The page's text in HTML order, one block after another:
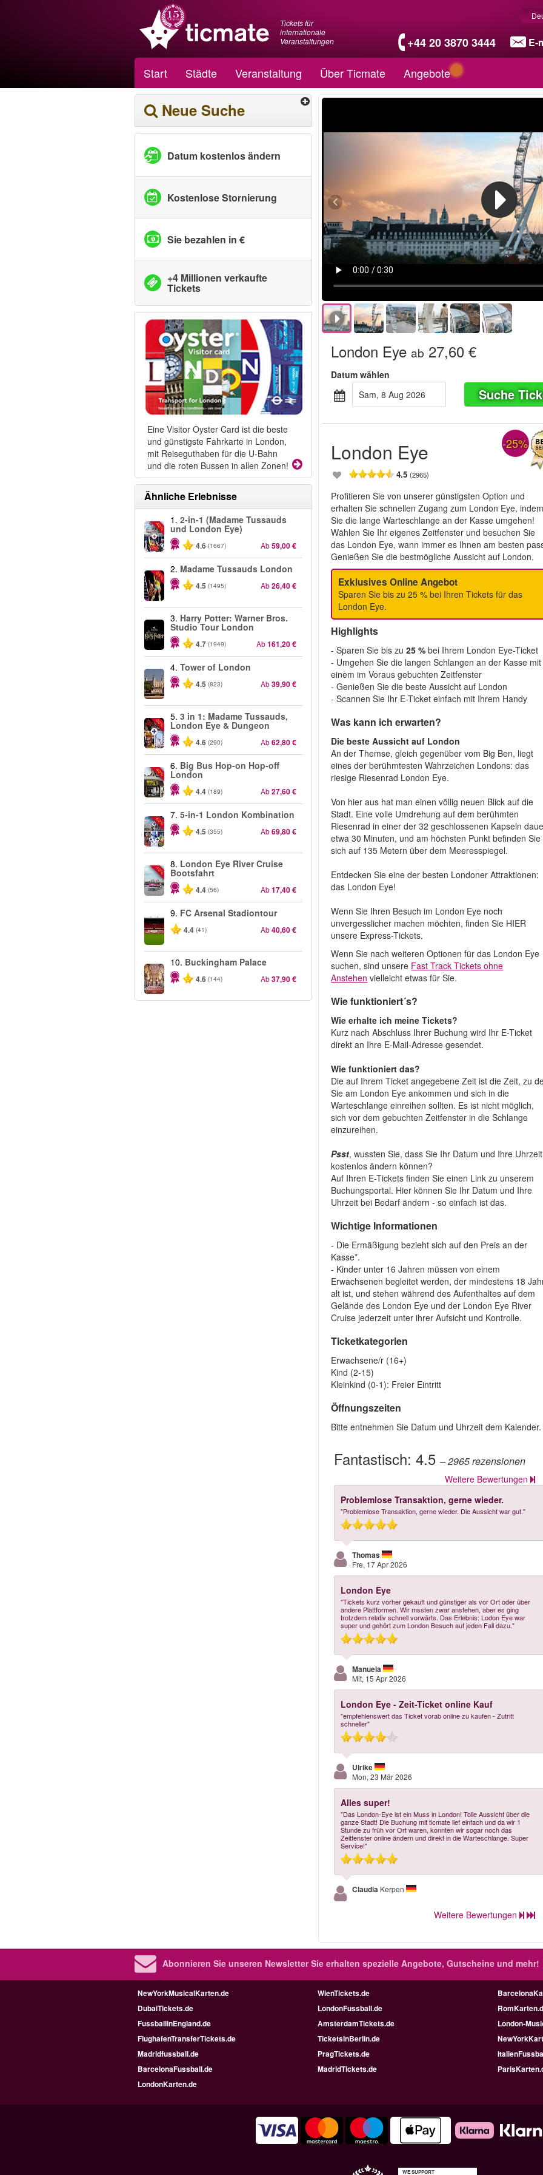
Tickets für
internationale
Veranstaltungen
+44 20 3870 3444 E-
Start Städte Veranstaltung Über Ticmate Angebote
Neue Suche
Datum kostenlos ändern
Kostenlose Stornierung
Sie bezahlen in €
+4 Millionen verkaufte
Tickets
Eine Visitor Oyster Card ist die beste
und günstigste Fahrkarte in London,
mit Reiseguthaben für die U-Bahn
und die roten Bussen in allen Zonen!
Ähnliche Erlebnisse
-40%
1. 2-in-1 (Madame Tussauds
und London Eye)
4.6 (1667) Ab59,00 €
-25%
2. Madame Tussauds London
4.5 (1495) Ab26,40 €
3. Harry Potter: Warner Bros.
Studio Tour London
4.7 (1949) Ab161,20 €
4. Tower of London
4.5 (823) Ab39,90 €
-30%
5. 3 in 1: Madame Tussauds,
London Eye & Dungeon
4.6 (290) Ab62,80 €
-40%
6. Big Bus Hop-on Hop-off
London
4.4 (189) Ab27,60 €
-60%
7. 5-in-1 London Kombination
4.5 (355) Ab69,80 €
-10%
8. London Eye River Cruise
Bootsfahrt
4.4 (56) Ab17,40 €
9. FC Arsenal Stadiontour
4.4 (41) Ab40,60 €
10. Buckingham Palace
4.6 (144) Ab37,90 €
London Eye ab 27,60 €
Datum wählen
Sam, 8 Aug 2026
Suche
London Eye -25%
4.5(2965)
Profitieren Sie von unserer günstigsten Option und
erhalten Sie schnellen Zugang zum London Eye,
Sie die lange Warteschlange an der Kasse umgehen!
Wählen Sie Ihr eigenes Zeitfenster und besuchen Sie
das London Eye, wann immer es Ihnen am besten
Genießen Sie die bestmögliche Aussicht auf London.
Exklusives Online Angebot
Sparen Sie bis zu 25 % bei Ihren Tickets für das
London Eye.
Highlights
- Sparen Sie bis zu25 % bei Ihrem London Eye-Ticket
- Umgehen Sie die langen Schlangen an der Kasse mit
einem im Voraus gebuchten Zeitfenster
- Genießen Sie die beste Aussicht auf London
- Scannen Sie Ihr E-Ticket einfach mit Ihrem Handy
Was kann ich erwarten?
Die beste Aussicht auf London
An der Themse, gleich gegenüber vom Big Ben, liegt
eines der berühmtesten Wahrzeichen Londons: das
riesige Riesenrad London Eye.
Von hier aus hat man einen völlig neuen Blick auf die
Stadt. Eine volle Umdrehung auf dem berühmten
Riesenrad in einer der 32 geschlossenen Kapseln
etwa 30 Minuten, und am höchsten Punkt befinden Sie
sich auf 135 Metern über dem Meeresspiegel.
Entdecken Sie eine der besten Londoner Attraktionen:
das London Eye!
Wenn Sie Ihren Besuch im London Eye noch
unvergesslicher machen möchten, finden Sie HIER
unsere Express-Tickets.
Wenn Sie nach weiteren Optionen für das London Eye
suchen, sind unsere Fast Track Tickets ohne
Anstehen vielleicht etwas für Sie.
Wie funktioniert´s?
Wie erhalte ich meine Tickets?
Kurz nach Abschluss Ihrer Buchung wird Ihr E-Ticket
direkt an Ihre E-Mail-Adresse gesendet.
Wie funktioniert das?
Die auf Ihrem Ticket angegebene Zeit ist die Zeit, zu
Sie am London Eye ankommen und sich in die
Warteschlange einreihen sollten. Es ist nicht möglich,
sich vor dem gebuchten Zeitfenster in die Schlange
einzureihen.
Psst, wussten Sie, dass Sie Ihr Datum und Ihre Uhrzeit
kostenlos ändern können?
Auf Ihren E-Tickets finden Sie einen Link zu unserem
Buchungsportal. Hier können Sie Ihr Datum und Ihre
Uhrzeit bei Bedarf ändern - so einfach ist das.
Wichtige Informationen
- Die Ermäßigung bezieht sich auf den Preis an der
Kasse*.
- Kinder unter 16 Jahren müssen von einem
Erwachsenen begleitet werden, der mindestens 18
alt ist, und stehen während des Aufenthaltes auf dem
Gelände des London Eye und der London Eye River
Cruise jederzeit unter ihrer Aufsicht und Kontrolle.
Ticketkategorien
Erwachsene/r (16+)
Kind (2-15)
Kleinkind (0-1): Freier Eintritt
Öffnungszeiten
Bitte entnehmen Sie Datum und Uhrzeit dem Kalender.
Fantastisch:4.5– 2965rezensionen
Weitere Bewertungen
Problemlose Transaktion, gerne wieder.
"Problemlose Transaktion, gerne wieder. Die Aussicht war gut."
Thomas
Fre, 17 Apr 2026
London Eye
"Tickets kurz vorher gekauft und günstiger als vor Ort oder über
andere Plattformen. Wir mssten zwar anstehen, aber es ging
trotzdem relativ schnell vorwärts. Das Erlebnis: Lodon Eye war
super und gehört zum London Besuch auf jeden Fall dazu."
Manuela
Mit, 15 Apr 2026
London Eye - Zeit-Ticket online Kauf
"empfehlenswert das Ticket vorab online zu kaufen - Zutritt
schneller"
Ulrike
Mon, 23 Mär 2026
Alles super!
"Das London-Eye ist ein Muss in London! Tolle Aussicht über die
ganze Stadt! Die Buchung mit ticmate lief einfach und da wir 1
Stunde zu früh vor Ort waren, konnten wir sogar noch das
Zeitfenster online ändern und direkt in die Warteschlange. Super
Service!"
Claudia Kerpen
Weitere Bewertungen
Abonnieren Sie unseren NewsletterSie erhalten spezielle Angebote, Gutscheine und mehr!
NewYorkMusicalKarten.de WienTickets.de
DubaiTickets.de
LondonFussball.de
FussballinEngland.de
AmsterdamTickets.de
London-
FlughafenTransferTickets.de
TicketsInBerlin.de
Madridfussball.de
PragTickets.de
BarcelonaFussball.de
MadridTickets.de
LondonKarten.de
WE SUPPORT